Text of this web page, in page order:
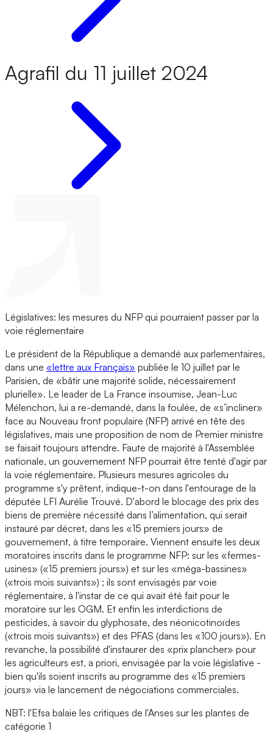
Agrafil du 11 juillet 2024
Législatives: les mesures du NFP qui pourraient passer par la
voie réglementaire
Le président de la République a demandé aux parlementaires,
dans une «lettre aux Français» publiée le 10 juillet par le
Parisien, de «bâtir une majorité solide, nécessairement
plurielle». Le leader de La France insoumise, Jean-Luc
Mélenchon, lui a re-demandé, dans la foulée, de «s’incliner»
face au Nouveau front populaire (NFP) arrivé en tête des
législatives, mais une proposition de nom de Premier ministre
se faisait toujours attendre. Faute de majorité à l'Assemblée
nationale, un gouvernement NFP pourrait être tenté d'agir par
la voie réglementaire. Plusieurs mesures agricoles du
programme s'y prêtent, indique-t-on dans l'entourage de la
députée LFI Aurélie Trouvé. D'abord le blocage des prix des
biens de première nécessité dans l’alimentation, qui serait
instauré par décret, dans les «15 premiers jours» de
gouvernement, à titre temporaire. Viennent ensuite les deux
moratoires inscrits dans le programme NFP: sur les «fermes-
usines» («15 premiers jours») et sur les «méga-bassines»
(«trois mois suivants») ; ils sont envisagés par voie
réglementaire, à l'instar de ce qui avait été fait pour le
moratoire sur les OGM. Et enfin les interdictions de
pesticides, à savoir du glyphosate, des néonicotinoïdes
(«trois mois suivants») et des PFAS (dans les «100 jours»). En
revanche, la possibilité d'instaurer des «prix plancher» pour
les agriculteurs est, a priori, envisagée par la voie législative -
bien qu'ils soient inscrits au programme des «15 premiers
jours» via le lancement de négociations commerciales.
NBT: l'Efsa balaie les critiques de l'Anses sur les plantes de
catégorie 1